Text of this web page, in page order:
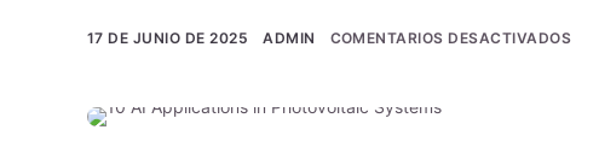
17 DE JUNIO DE 2025 ADMIN COMENTARIOS DESACTIVADOS